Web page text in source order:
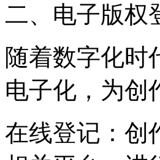
二、电子版权
随着数字化时
电子化，为创
在线登记‌：创